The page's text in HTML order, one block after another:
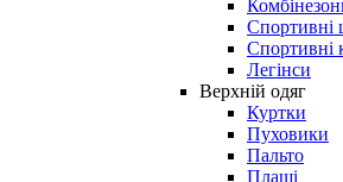
Спортивні
Спортивні
Легінси
Верхній одяг
Куртки
Пуховики
Пальто
Плащі